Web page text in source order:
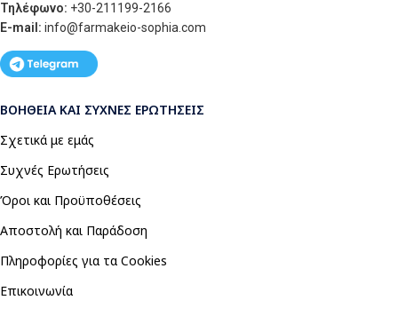
Τηλέφωνο: +30-211199-2166
E-mail: info@farmakeio-sophia.com
ΒΟΉΘΕΙΑ ΚΑΙ ΣΥΧΝΈΣ ΕΡΩΤΉΣΕΙΣ
Σχετικά με εμάς
Συχνές Ερωτήσεις
Όροι και Προϋποθέσεις
Αποστολή και Παράδοση
Πληροφορίες για τα Cookies
Επικοινωνία